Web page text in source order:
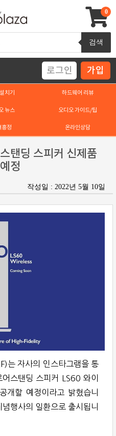
검색
0
로그인 가입
치기 하드웨어 리뷰
뉴스 오디오 가이드/팁
흥정 온라인상담
탠딩 스피커 신제품
정
작성일 : 2022년 5월 10일
는 자사의 인스타그램을 통
스탠딩 스피커 LS60 와이
개할 예정이라고 밝혔습니
행사의 일환으로 출시됩니